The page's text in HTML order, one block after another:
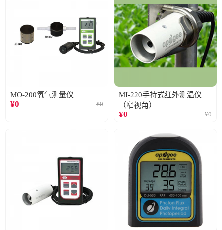
MO-200氧气测量仪
¥0 ¥0
MI-220手持式红外测温仪
（窄视角）
¥0 ¥0